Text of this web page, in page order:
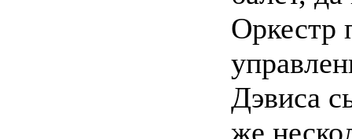
Оркестр
Дэвиса
же